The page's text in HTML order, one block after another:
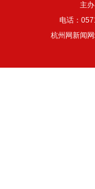
主
电话：
杭州网新闻